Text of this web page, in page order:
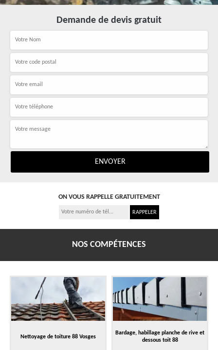
Demande de devis gratuit
ON VOUS RAPPELLE GRATUITEMENT
NOS COMPÉTENCES
Nettoyage de toiture 88 Vosges
Bardage, habillage planche de rive et
dessous toit 88